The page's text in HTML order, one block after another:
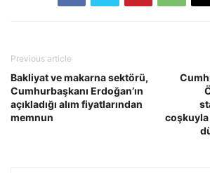
Previous article
Bakliyat ve makarna sektörü,
Cumhurbaşkanı Erdoğan’ın
açıkladığı alım fiyatlarından
memnun